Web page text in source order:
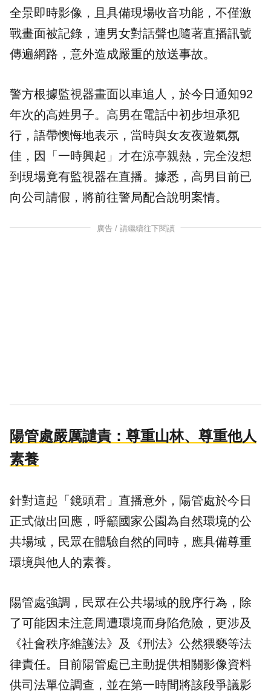
全景即時影像，且具備現場收音功能，不僅激
戰畫面被記錄，連男女對話聲也隨著直播訊號
傳遍網路，意外造成嚴重的放送事故。
警方根據監視器畫面以車追人，於今日通知92
年次的高姓男子。高男在電話中初步坦承犯
行，語帶懊悔地表示，當時與女友夜遊氣氛
佳，因「一時興起」才在涼亭親熱，完全沒想
到現場竟有監視器在直播。據悉，高男目前已
向公司請假，將前往警局配合說明案情。
廣告 / 請繼續往下閱讀
陽管處嚴厲譴責：尊重山林、尊重他人
素養
針對這起「鏡頭君」直播意外，陽管處於今日
正式做出回應，呼籲國家公園為自然環境的公
共場域，民眾在體驗自然的同時，應具備尊重
環境與他人的素養。
陽管處強調，民眾在公共場域的脫序行為，除
了可能因未注意周遭環境而身陷危險，更涉及
《社會秩序維護法》及《刑法》公然猥褻等法
律責任。目前陽管處已主動提供相關影像資料
供司法單位調查，並在第一時間將該段爭議影